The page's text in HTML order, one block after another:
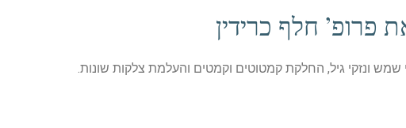
פרופ’ חלף כרידין
שמש ונזקי גיל, החלקת קמטוטים וקמטים והעלמת צלקות שונות.